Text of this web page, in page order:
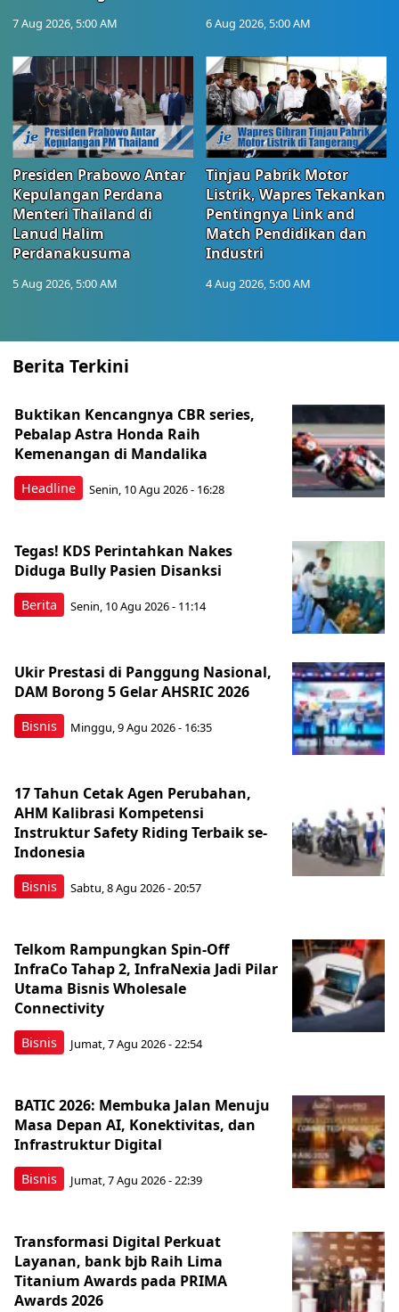
7 Aug 2026, 5:00 AM 6 Aug 2026, 5:00 AM
Presiden Prabowo Antar
Kepulangan Perdana
Menteri Thailand di
Lanud Halim
Perdanakusuma
5 Aug 2026, 5:00 AM
Tinjau Pabrik Motor
Listrik, Wapres Tekankan
Pentingnya Link and
Match Pendidikan dan
Industri
4 Aug 2026, 5:00 AM
Berita Terkini
Headline
Buktikan Kencangnya CBR series,
Pebalap Astra Honda Raih
Kemenangan di Mandalika
Senin, 10 Agu 2026 - 16:28
Berita
Tegas! KDS Perintahkan Nakes
Diduga Bully Pasien Disanksi
Senin, 10 Agu 2026 - 11:14
Bisnis
Ukir Prestasi di Panggung Nasional,
DAM Borong 5 Gelar AHSRIC 2026
Minggu, 9 Agu 2026 - 16:35
Bisnis
17 Tahun Cetak Agen Perubahan,
AHM Kalibrasi Kompetensi
Instruktur Safety Riding Terbaik se-
Indonesia
Sabtu, 8 Agu 2026 - 20:57
Bisnis
Telkom Rampungkan Spin-Off
InfraCo Tahap 2, InfraNexia Jadi Pilar
Utama Bisnis Wholesale
Connectivity
Jumat, 7 Agu 2026 - 22:54
Bisnis
BATIC 2026: Membuka Jalan Menuju
Masa Depan AI, Konektivitas, dan
Infrastruktur Digital
Jumat, 7 Agu 2026 - 22:39
Transformasi Digital Perkuat
Layanan, bank bjb Raih Lima
Titanium Awards pada PRIMA
Awards 2026